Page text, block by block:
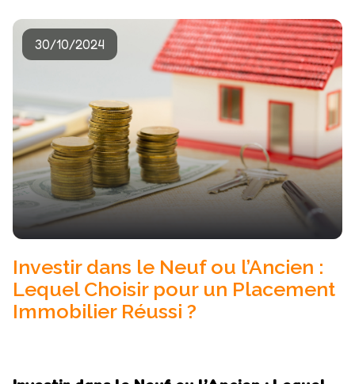
louer
avis
actualités
contact
30/10/2024
Investir dans le Neuf ou l’Ancien :
Lequel Choisir pour un Placement
Immobilier Réussi ?